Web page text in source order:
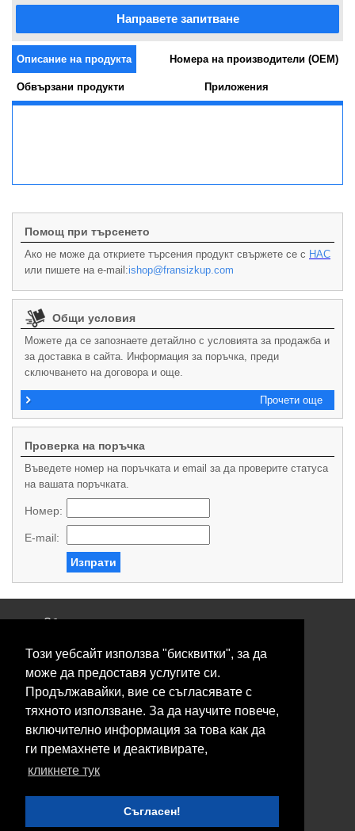
Този уебсайт използва "бисквитки", за да
може да предоставя услугите си.
Продължавайки, вие се съгласявате с
тяхното използване. За да научите повече,
включително информация за това как да
ги премахнете и деактивирате,
кликнете тук
Съгласен!
Направете запитване
Описание на продукта Номера на производители (OEM)
Обвързани продукти Приложения
Помощ при търсенето
Ако не може да откриете търсения продукт свържете се с НАС
или пишете на e-mail:ishop@fransizkup.com
Общи условия
Можете да се запознаете детайлно с условията за продажба и
за доставка в сайта. Информация за поръчка, преди
сключването на договора и още.
Прочети още
Проверка на поръчка
Въведете номер на поръчката и email за да проверите статуса
на вашата поръчката.
Номер:
E-mail:
Изпрати
Общи условия
Свържете се с нас
Контакти
Нашите сервизи
Блог
© 2026 Fransizkup.bg всички права запазени
Изграждане и поддръжка от
Boby_fransizkup